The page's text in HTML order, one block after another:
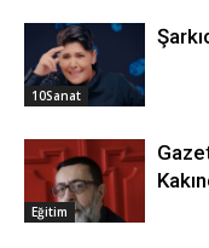
10Sanat
Eğitim